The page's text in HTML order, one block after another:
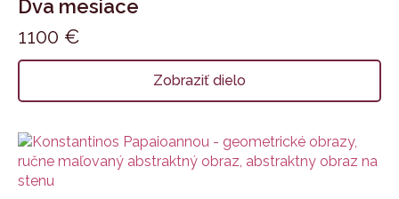
Dva mesiace
1100 €
Zobraziť dielo